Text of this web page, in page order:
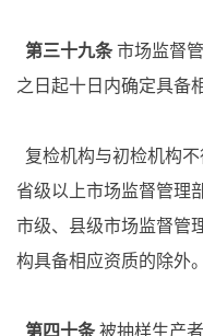
第三十九条 市场监督
之日起十日内确定具备
复检机构与初检机构
省级以上市场监督管理
市级、县级市场监督管
构具备相应资质的除外。
第四十条 被抽样生产